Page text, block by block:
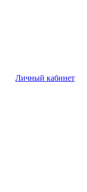
Личный кабинет